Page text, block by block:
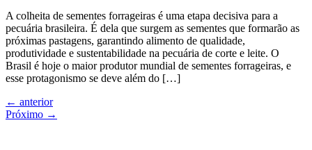
A colheita de sementes forrageiras é uma etapa decisiva para a
pecuária brasileira. É dela que surgem as sementes que formarão as
próximas pastagens, garantindo alimento de qualidade,
produtividade e sustentabilidade na pecuária de corte e leite. O
Brasil é hoje o maior produtor mundial de sementes forrageiras, e
esse protagonismo se deve além do […]
← anterior
Próximo →